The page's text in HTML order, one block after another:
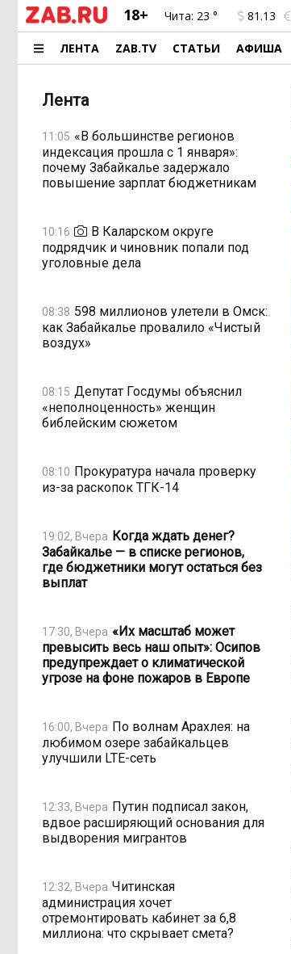
18+ Чита: 23 ° 81.13
ЛЕНТА ZAB.TV СТАТЬИ АФИША
Лента
11:05 «В большинстве регионов
индексация прошла с 1 января»:
почему Забайкалье задержало
повышение зарплат бюджетникам
10:16
В Каларском округе
подрядчик и чиновник попали под
уголовные дела
08:38 598 миллионов улетели в Омск:
как Забайкалье провалило «Чистый
воздух»
08:15 Депутат Госдумы объяснил
«неполноценность» женщин
библейским сюжетом
08:10 Прокуратура начала проверку
из-за раскопок ТГК-14
19:02, Вчера Когда ждать денег?
Забайкалье — в списке регионов,
где бюджетники могут остаться без
выплат
17:30, Вчера «Их масштаб может
превысить весь наш опыт»: Осипов
предупреждает о климатической
угрозе на фоне пожаров в Европе
16:00, Вчера По волнам Арахлея: на
любимом озере забайкальцев
улучшили LTE-сеть
12:33, Вчера Путин подписал закон,
вдвое расширяющий основания для
выдворения мигрантов
12:32, Вчера Читинская
администрация хочет
отремонтировать кабинет за 6,8
миллиона: что скрывает смета?